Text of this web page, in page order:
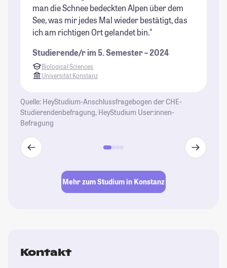
man die Schnee bedeckten Alpen über dem
See, was mir jedes Mal wieder bestätigt, das
ich am richtigen Ort gelandet bin."
Studierende/r im 5. Semester – 2024
Biological Sciences
Universität Konstanz
Quelle: HeyStudium-Anschlussfragebogen der CHE-
Studierendenbefragung, HeyStudium User:innen-
Befragung
Mehr zum Studium in Konstanz
Kontakt